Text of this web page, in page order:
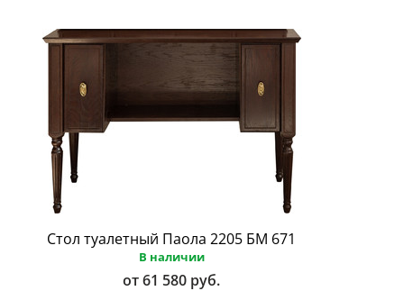
Стол туалетный Паола 2205 БМ 671
В наличии
от 61 580 руб.